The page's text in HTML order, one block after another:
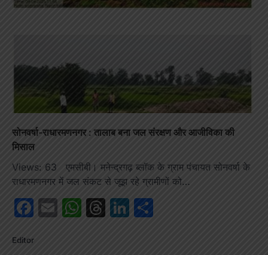
सोनवर्षा-राधारमणनगर : तालाब बना जल संरक्षण और आजीविका की
मिसाल
Views: 63 एमसीबी। मनेन्द्रगढ़ ब्लॉक के ग्राम पंचायत सोनवर्षा के
राधारमणनगर में जल संकट से जूझ रहे ग्रामीणों को…
Facebook
EmailWhatsApp
Threads
LinkedIn
Editor